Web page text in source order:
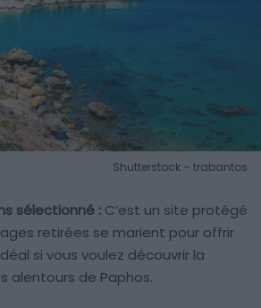
Shutterstock – trabantos
sélectionné : C’est un site protégé
retirées se marient pour offrir
si vous voulez découvrir la
alentours de Paphos.